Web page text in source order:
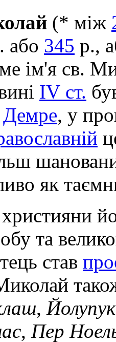
(* між
або 345 р.,
ім'я св.
IV ст.
Демре, у
як
та
став
,
, Пер